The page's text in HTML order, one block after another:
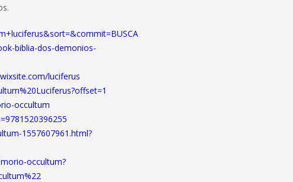
biblia-dos-demonios-
luciferus
occultum
1557607961.html?
occultum?